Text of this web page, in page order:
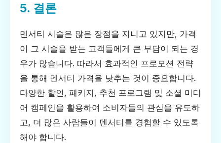
5. 결론
덴서티 시술은 많은 장점을 지니고 있지만, 가격
이 그 시술을 받는 고객들에게 큰 부담이 되는 경
우가 많습니다. 따라서 효과적인 프로모션 전략
을 통해 덴서티 가격을 낮추는 것이 중요합니다.
다양한 할인, 패키지, 추천 프로그램 및 소셜 미디
어 캠페인을 활용하여 소비자들의 관심을 유도하
고, 더 많은 사람들이 덴서티를 경험할 수 있도록
해야 합니다.